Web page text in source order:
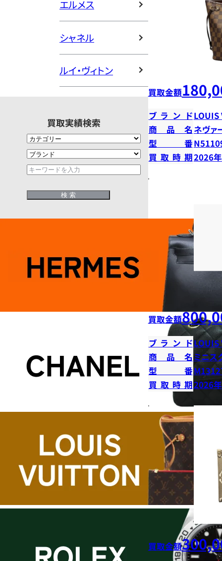
エルメス
シャネル
ルイ・ヴィトン
買取実績検索
買取金額
ブランドLOUIS
商品名 ネヴァ
型番
買取時期2026
買取金額
ブランドLOUIS
商品名ミニス
型番
買取時期2026
買取金額